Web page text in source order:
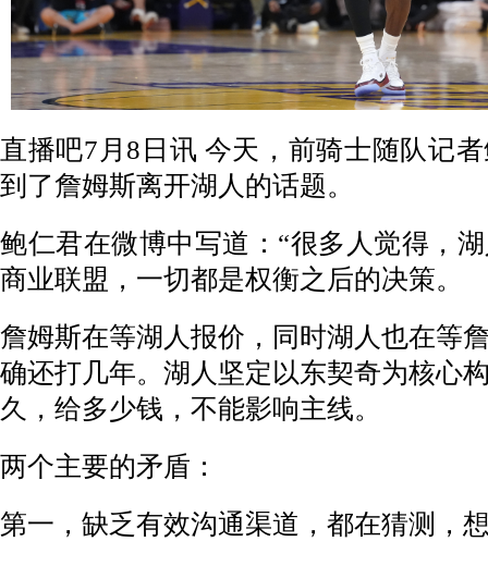
直播吧7月8日讯 今天，前骑士随队记
到了詹姆斯离开湖人的话题。
鲍仁君在微博中写道：“很多人觉得，
商业联盟，一切都是权衡之后的决策。
詹姆斯在等湖人报价，同时湖人也在等
确还打几年。湖人坚定以东契奇为核心
久，给多少钱，不能影响主线。
两个主要的矛盾：
第一，缺乏有效沟通渠道，都在猜测，